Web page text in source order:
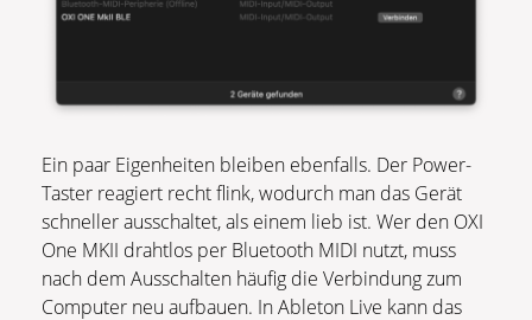
Ein paar Eigenheiten bleiben ebenfalls. Der Power-
Taster reagiert recht flink, wodurch man das Gerät
schneller ausschaltet, als einem lieb ist. Wer den OXI
One MKII drahtlos per Bluetooth MIDI nutzt, muss
nach dem Ausschalten häufig die Verbindung zum
Computer neu aufbauen. In Ableton Live kann das